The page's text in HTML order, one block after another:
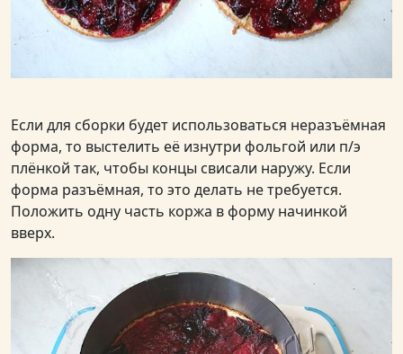
Если для сборки будет использоваться неразъёмная
форма, то выстелить её изнутри фольгой или п/э
плёнкой так, чтобы концы свисали наружу. Если
форма разъёмная, то это делать не требуется.
Положить одну часть коржа в форму начинкой
вверх.